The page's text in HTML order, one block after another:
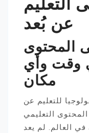
التعليم
عن بُعد
المحتوى
وقت وأي
مكان
للتعليم عن
التعليمي
العالم. لم يعد